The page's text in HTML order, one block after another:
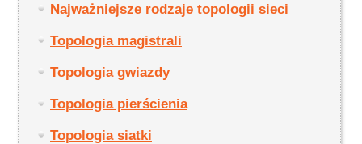
Najważniejsze rodzaje topologii sieci
Topologia magistrali
Topologia gwiazdy
Topologia pierścienia
Topologia siatki